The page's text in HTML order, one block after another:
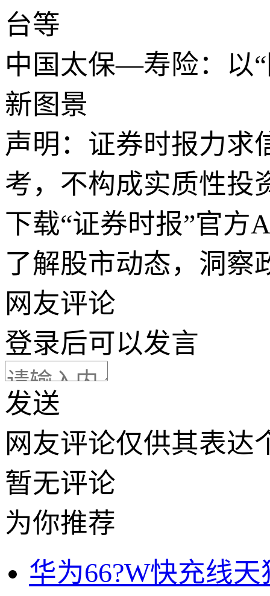
台等
中国太保—寿险：以
新图景
声明：证券时报力求
考，不构成实质性投
下载“证券时报”官方
了解股市动态，洞察
网友评论
登录后可以发言
发送
网友评论仅供其表达
暂无评论
为你推荐
华为66?W快充线